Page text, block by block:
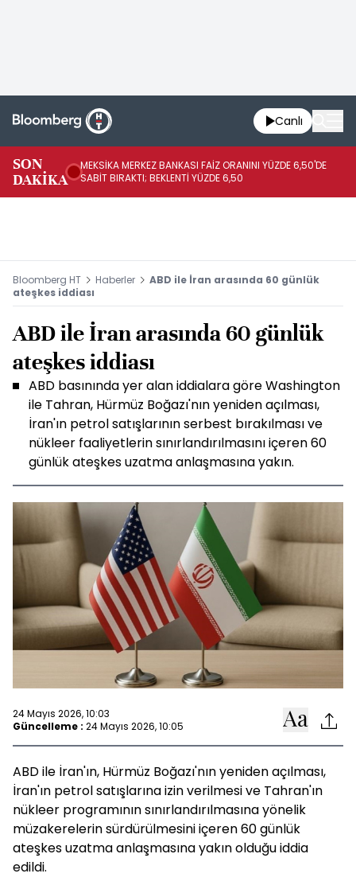
Canlı
SON
DAKİKA
MEKSİKA MERKEZ BANKASI FAİZ ORANINI YÜZDE 6,50'DE
SABİT BIRAKTI; BEKLENTİ YÜZDE 6,50
Bloomberg HT Haberler
ABD ile İran arasında 60 günlük
ateşkes iddiası
ABD ile İran arasında 60 günlük
ateşkes iddiası
ABD basınında yer alan iddialara göre Washington
ile Tahran, Hürmüz Boğazı'nın yeniden açılması,
İran'ın petrol satışlarının serbest bırakılması ve
nükleer faaliyetlerin sınırlandırılmasını içeren 60
günlük ateşkes uzatma anlaşmasına yakın.
24 Mayıs 2026, 10:03
Güncelleme : 24 Mayıs 2026, 10:05
ABD ile İran'ın, Hürmüz Boğazı'nın yeniden açılması,
İran'ın petrol satışlarına izin verilmesi ve Tahran'ın
nükleer programının sınırlandırılmasına yönelik
müzakerelerin sürdürülmesini içeren 60 günlük
ateşkes uzatma anlaşmasına yakın olduğu iddia
edildi.